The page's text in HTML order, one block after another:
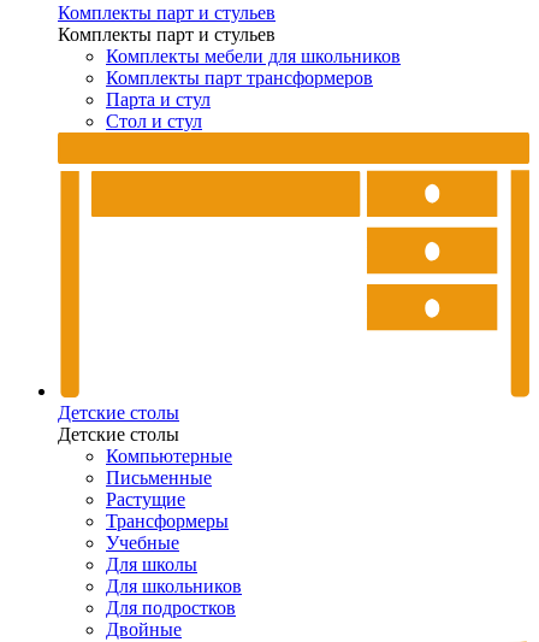
Комплекты парт и стульев
Комплекты парт и стульев
Комплекты мебели для школьников
Комплекты парт трансформеров
Парта и стул
Стол и стул
Детские столы
Детские столы
Компьютерные
Письменные
Растущие
Трансформеры
Учебные
Для школы
Для школьников
Для подростков
Двойные